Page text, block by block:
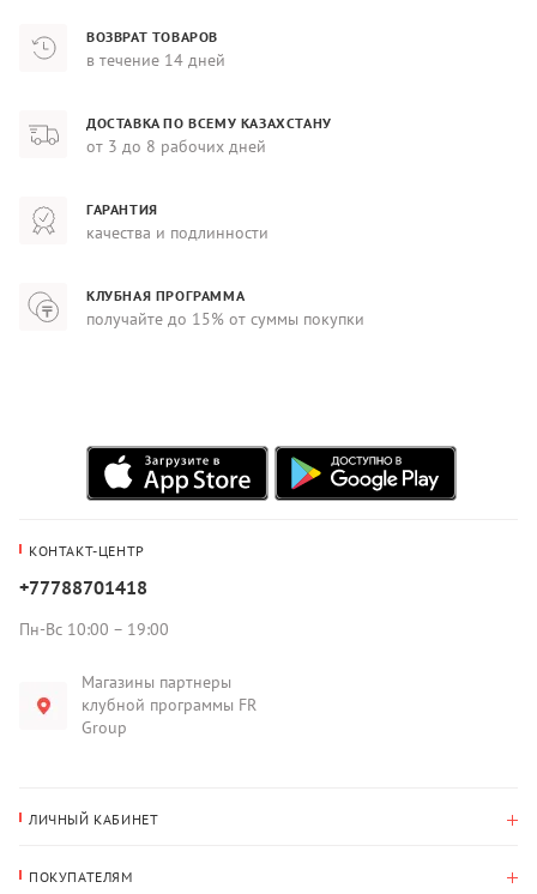
ВОЗВРАТ ТОВАРОВ
в течение 14 дней
ДОСТАВКА ПО ВСЕМУ КАЗАХСТАНУ
от 3 до 8 рабочих дней
ГАРАНТИЯ
качества и подлинности
КЛУБНАЯ ПРОГРАММА
получайте до 15% от суммы покупки
КОНТАКТ-ЦЕНТР
+77788701418
Пн-Вс 10:00 – 19:00
Магазины партнеры
клубной программы FR
Group
ЛИЧНЫЙ КАБИНЕТ
ПОКУПАТЕЛЯМ